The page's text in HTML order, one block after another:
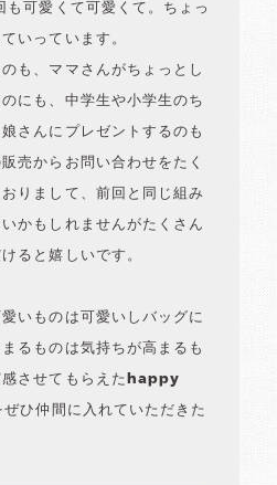
も可愛くて可愛くて。ちょっ
いっています。
も、ママさんがちょっとし
にも、中学生や小学生のち
さんにプレゼントするのも
売からお問い合わせをたく
りまして、前回と同じ組み
かもしれませんがたくさん
ると嬉しいです。
いものは可愛いしバッグに
るものは気持ちが高まるも
感させてもらえたhappy
ひ仲間に入れていただきた